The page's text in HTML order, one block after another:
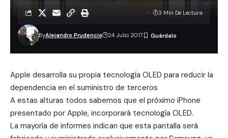
ByAlejandro Prudencio 24 Julio 2017
3 Min De Lectura
Apple desarrolla su propia tecnología OLED para reducir la
dependencia en el suministro de terceros
A estas alturas todos sabemos que el próximo iPhone
presentado por Apple, incorporará tecnología OLED.
La mayoría de informes indican que esta pantalla será